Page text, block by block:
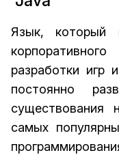
Язык, который
разработки игр
постоянно
существования
самых